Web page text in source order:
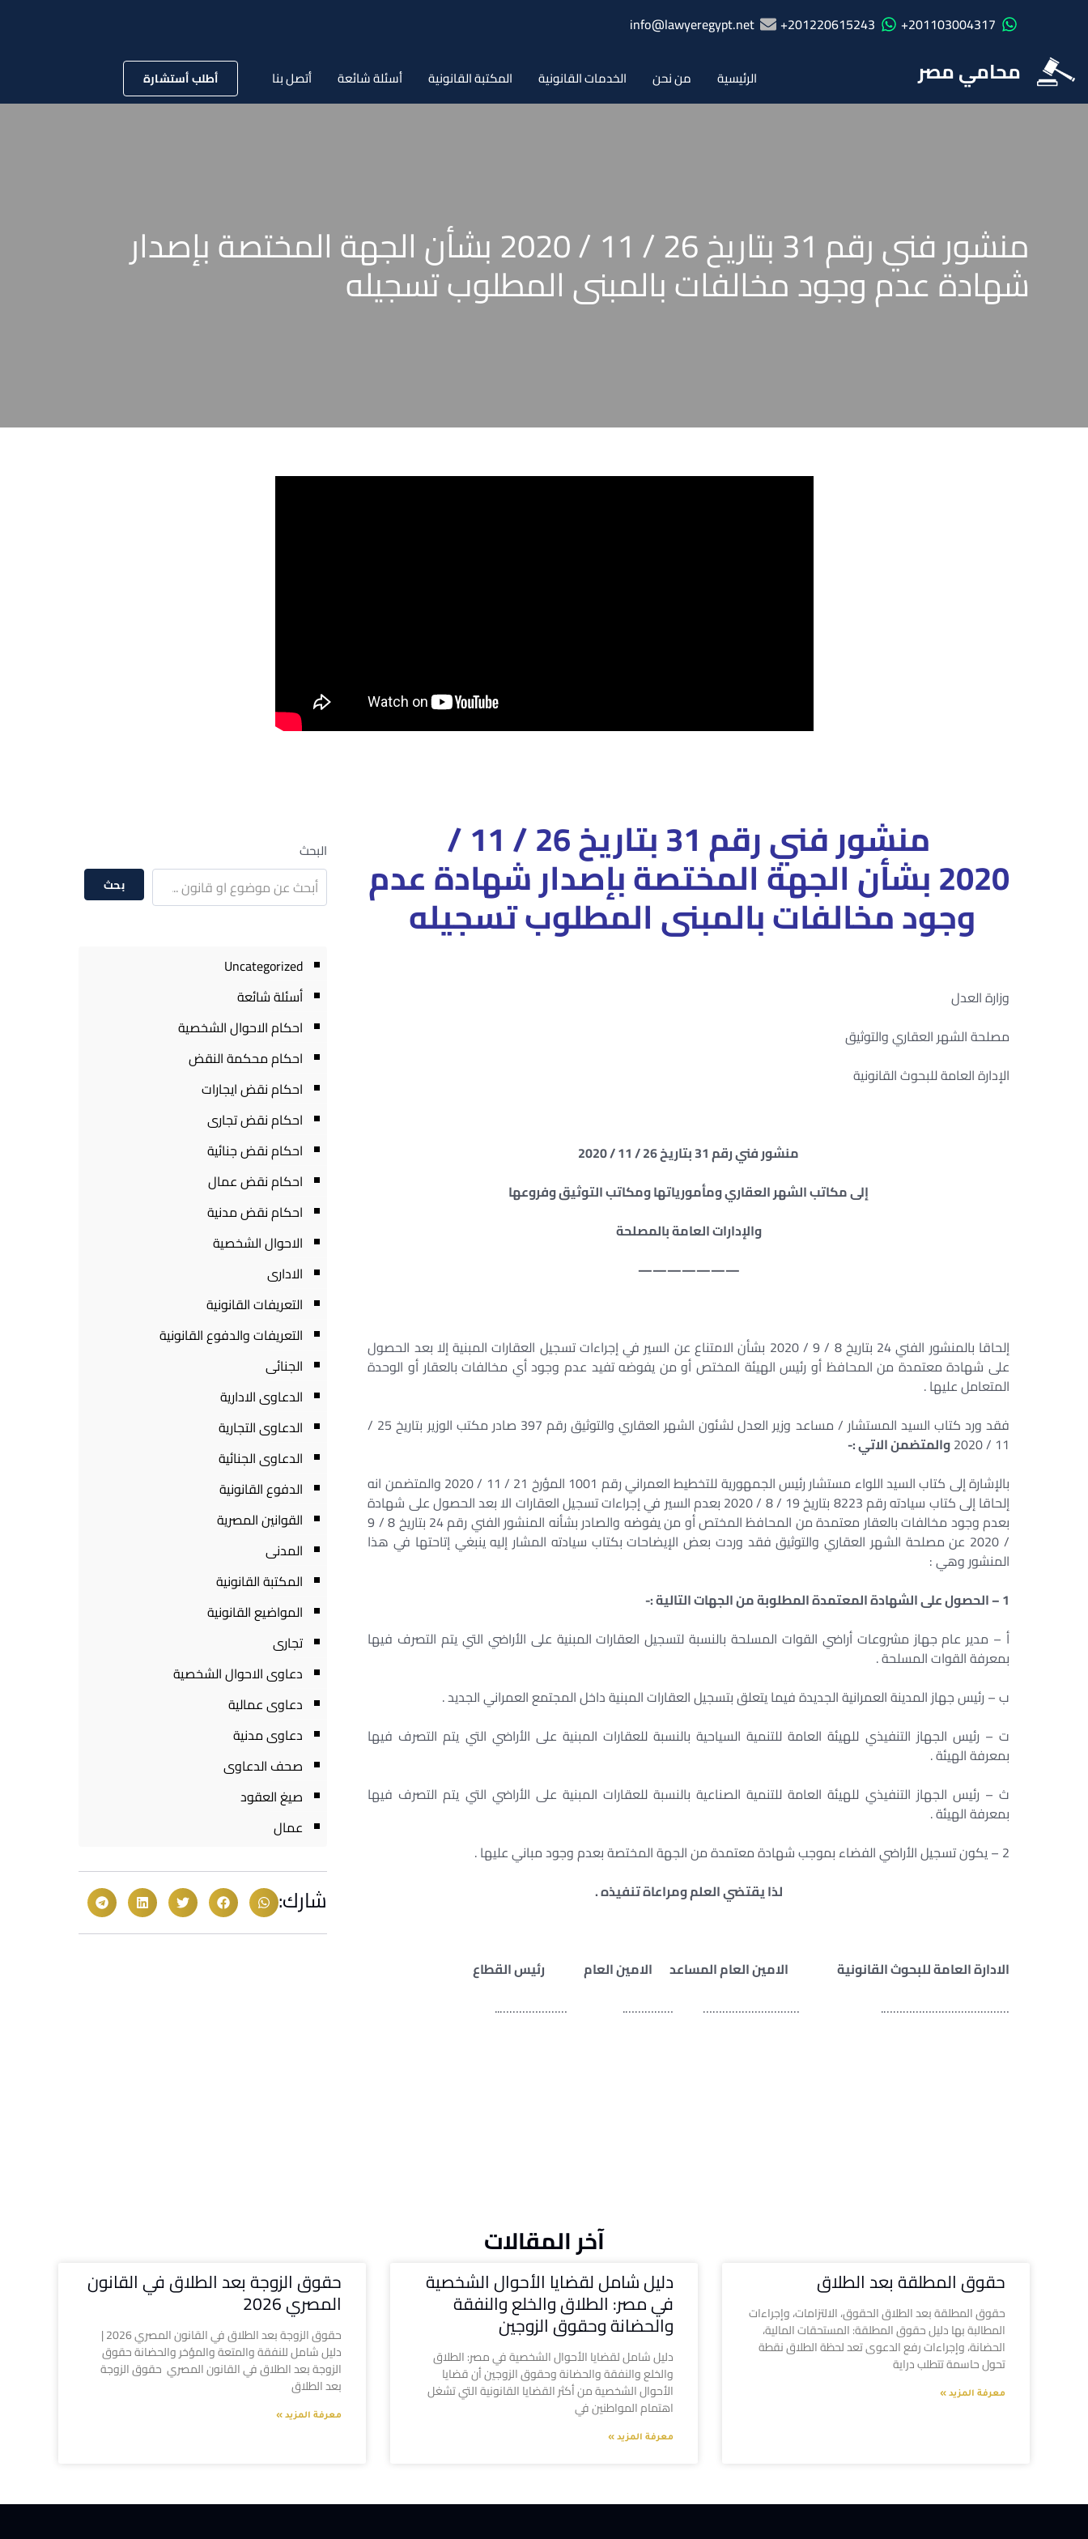
201103004317+
201220615243+
info@lawyeregypt.net
محامي مصر الرئيسية من نحن الخدمات القانونية المكتبة القانونية أسئلة شائعة أتصل بنا أطلب أستشارة
منشور فني رقم 31 بتاريخ 26 / 11 / 2020 بشأن الجهة المختصة بإصدار
شهادة عدم وجود مخالفات بالمبنى المطلوب تسجيله
منشور فني رقم 31 بتاريخ 26 / 11 /
2020 بشأن الجهة المختصة بإصدار شهادة عدم
وجود مخالفات بالمبنى المطلوب تسجيله
وزارة العدل
مصلحة الشهر العقاري والتوثيق
الإدارة العامة للبحوث القانونية
منشور فني رقم 31 بتاريخ 26 / 11 / 2020
إلى مكاتب الشهر العقاري ومأمورياتها ومكاتب التوثيق وفروعها
والإدارات العامة بالمصلحة
———————
إلحاقا بالمنشور الفني 24 بتاريخ 8 / 9 / 2020 بشأن الامتناع عن السير في إجراءات تسجيل العقارات المبنية إلا بعد الحصول
على شهادة معتمدة من المحافظ أو رئيس الهيئة المختص أو من يفوضه تفيد عدم وجود أي مخالفات بالعقار أو الوحدة
المتعامل عليها .
فقد ورد كتاب السيد المستشار / مساعد وزير العدل لشئون الشهر العقاري والتوثيق رقم 397 صادر مكتب الوزير بتاريخ 25 /
11 / 2020
والمتضمن الاتي :-
بالإشارة إلى كتاب السيد اللواء مستشار رئيس الجمهورية للتخطيط العمراني رقم 1001 المؤرخ 21 / 11 / 2020 والمتضمن انه
إلحاقا إلى كتاب سيادته رقم 8223 بتاريخ 19 / 8 / 2020 بعدم السير في إجراءات تسجيل العقارات الا بعد الحصول على شهادة
بعدم وجود مخالفات بالعقار معتمدة من المحافظ المختص أو من يفوضه والصادر بشأنه المنشور الفني رقم 24 بتاريخ 8 / 9
/ 2020 عن مصلحة الشهر العقاري والتوثيق فقد وردت بعض الإيضاحات بكتاب سيادته المشار إليه ينبغي إتاحتها في هذا
المنشور وهي :
1 – الحصول على الشهادة المعتمدة المطلوبة من الجهات التالية :-
أ – مدير عام جهاز مشروعات أراضي القوات المسلحة بالنسبة لتسجيل العقارات المبنية على الأراضي التي يتم التصرف فيها
بمعرفة القوات المسلحة .
ب – رئيس جهاز المدينة العمرانية الجديدة فيما يتعلق بتسجيل العقارات المبنية داخل المجتمع العمراني الجديد .
ت – رئيس الجهاز التنفيذي للهيئة العامة للتنمية السياحية بالنسبة للعقارات المبنية على الأراضي التي يتم التصرف فيها
بمعرفة الهيئة .
ث – رئيس الجهاز التنفيذي للهيئة العامة للتنمية الصناعية بالنسبة للعقارات المبنية على الأراضي التي يتم التصرف فيها
بمعرفة الهيئة .
2 – يكون تسجيل الأراضي الفضاء بموجب شهادة معتمدة من الجهة المختصة بعدم وجود مباني عليها .
لذا يقتضي العلم ومراعاة تنفيذه .
الادارة العامة للبحوث القانونية الامين العام المساعد الامين العام رئيس القطاع
…………………………………. ………………………… ……………. …………………..
البحث
بحث
Uncategorized
أسئلة شائعة
احكام الاحوال الشخصية
احكام محكمة النقض
احكام نقض ايجارات
احكام نقض تجارى
احكام نقض جنائية
احكام نقض عمال
احكام نقض مدنية
الاحوال الشخصية
الادارى
التعريفات القانونية
التعريفات والدفوع القانونية
الجنائى
الدعاوى الادارية
الدعاوى التجارية
الدعاوى الجنائية
الدفوع القانونية
القوانين المصرية
المدنى
المكتبة القانونية
المواضيع القانونية
تجارى
دعاوى الاحوال الشخصية
دعاوى عمالية
دعاوى مدنية
صحف الدعاوى
صيغ العقود
عمال
شارك:
آخر المقالات
حقوق المطلقة بعد الطلاق
حقوق المطلقة بعد الطلاق الحقوق، الالتزامات، وإجراءات
المطالبة بها دليل حقوق المطلقة: المستحقات المالية،
الحضانة، وإجراءات رفع الدعوى تعد لحظة الطلاق نقطة
تحول حاسمة تتطلب دراية
معرفة المزيد »
دليل شامل لقضايا الأحوال الشخصية
في مصر: الطلاق والخلع والنفقة
والحضانة وحقوق الزوجين
دليل شامل لقضايا الأحوال الشخصية في مصر: الطلاق
والخلع والنفقة والحضانة وحقوق الزوجين أن قضايا
الأحوال الشخصية من أكثر القضايا القانونية التي تشغل
اهتمام المواطنين في
معرفة المزيد »
حقوق الزوجة بعد الطلاق في القانون
المصري 2026
حقوق الزوجة بعد الطلاق في القانون المصري 2026 |
دليل شامل للنفقة والمتعة والمؤخر والحضانة حقوق
الزوجة بعد الطلاق في القانون المصري حقوق الزوجة
بعد الطلاق
معرفة المزيد »